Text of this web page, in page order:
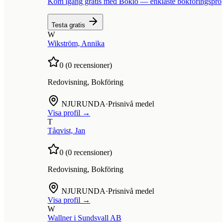
Testa gratis
W
Wikström, Annika
0 (0 recensioner)
Redovisning, Bokföring
NJURUNDA·Prisnivå medel
Visa profil →
T
Tåqvist, Jan
0 (0 recensioner)
Redovisning, Bokföring
NJURUNDA·Prisnivå medel
Visa profil →
W
Wallner i Sundsvall AB